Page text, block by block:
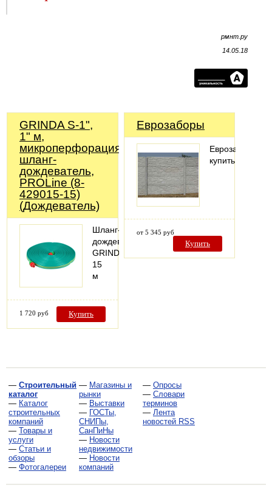
рмнт.ру
14.05.18
GRINDA S-1",
1" м,
микроперфорация,
шланг-
дождеватель,
PROLine (8-
429015-15)
(Дождеватель)
Шланг-
дождеватель
GRINDA,
15
м
1 720 руб Купить
Еврозаборы
Еврозабор
купить
от 5 345 руб
Купить
— Строительный
каталог
— Каталог
строительных
компаний
— Товары и
услуги
— Статьи и
обзоры
— Фотогалереи
— Магазины и
рынки
— Выставки
— ГОСТы,
СНИПы,
СанПиНы
— Новости
недвижимости
— Новости
компаний
— Опросы
— Словари
терминов
— Лента
новостей RSS